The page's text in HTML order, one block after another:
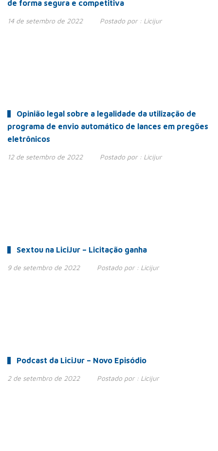
de forma segura e competitiva
14 de setembro de 2022 Postado por : Licijur
Opinião legal sobre a legalidade da utilização de
programa de envio automático de lances em pregões
eletrônicos
12 de setembro de 2022 Postado por : Licijur
Sextou na LiciJur – Licitação ganha
9 de setembro de 2022 Postado por : Licijur
Podcast da LiciJur – Novo Episódio
2 de setembro de 2022 Postado por : Licijur